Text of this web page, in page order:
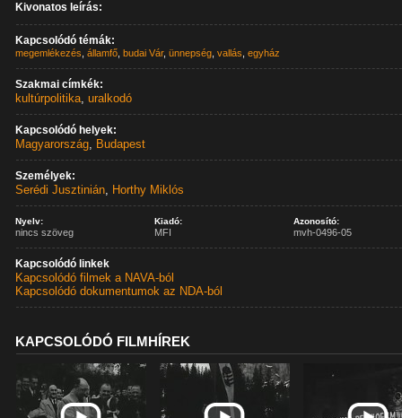
Kivonatos leírás:
Kapcsolódó témák:
megemlékezés ,államfő ,budai Vár,ünnepség ,vallás ,egyház
Szakmai címkék:
kultúrpolitika,uralkodó
Kapcsolódó helyek:
Magyarország, Budapest
Személyek:
Serédi Jusztinián, Horthy Miklós
Nyelv:
nincs szöveg
Kiadó:
MFI
Azonosító:
mvh-0496-05
Kapcsolódó linkek
Kapcsolódó filmek a NAVA-ból
Kapcsolódó dokumentumok az NDA-ból
KAPCSOLÓDÓ FILMHÍREK